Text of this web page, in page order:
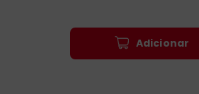
Adicionar